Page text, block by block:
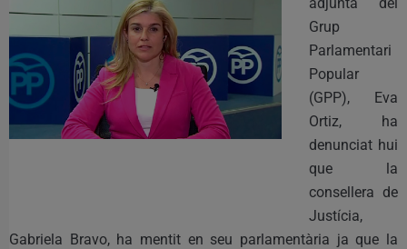
Grup
Parlamentari
Popular
(GPP), Eva
Ortiz, ha
denunciat hui
que la
consellera de
Justícia,
Gabriela Bravo, ha mentit en seu parlamentària ja que la